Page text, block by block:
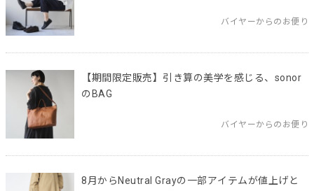
バイヤーからのお便り
【期間限定販売】引き算の美学を感じる、sonor
のBAG
バイヤーからのお便り
8月からNeutral Grayの一部アイテムが値上げと